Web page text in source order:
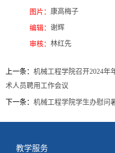
图片： 康高梅子
编辑：谢辉
审核：林红先
上一条：机械工程学院召开2024年
术人员聘用工作会议
下一条：机械工程学院学生办慰问
教学服务